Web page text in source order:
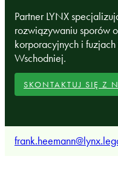
Partner LYNX
rozwiązywaniu sporów
korporacyjnych i
Wschodniej.
SKONTAKTUJ SIĘ Z